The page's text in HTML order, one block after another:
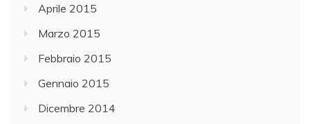
Aprile 2015
Marzo 2015
Febbraio 2015
Gennaio 2015
Dicembre 2014